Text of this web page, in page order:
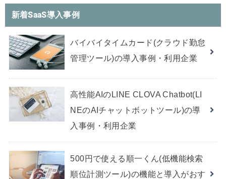
新着SaaS導入事例
バイバイタイムカード(クラウド勤怠
管理ツール)の導入事例・利用企業
高性能AIのLINE CLOVA Chatbot(LI
NEのAIチャットボットツール)の導
入事例・利用企業
500円で使える順一くん(低機能検索
順位計測ツール)の機能と導入がおす